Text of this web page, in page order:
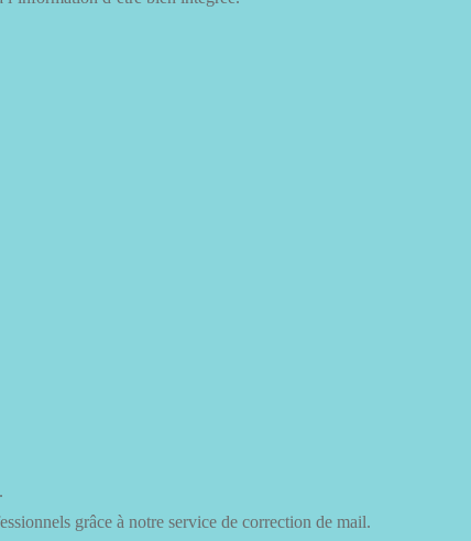
grâce à notre service de correction de mail.